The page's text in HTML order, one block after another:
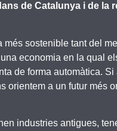
de Catalunya i de la
sostenible tant del
economia en la qual
de forma automàtica.
orientem a un futur més
industries antigues,